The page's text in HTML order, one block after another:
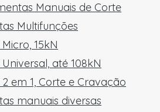
Manuais de Corte
Multifunções
15kN
até 108kN
em 1, Corte e Cravação
manuais diversas